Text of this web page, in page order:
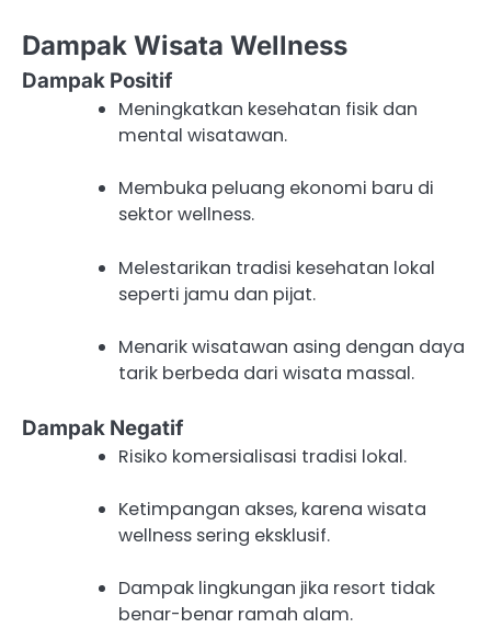
Dampak Wisata Wellness
Dampak Positif
Meningkatkan kesehatan fisik dan
mental wisatawan.
Membuka peluang ekonomi baru di
sektor wellness.
Melestarikan tradisi kesehatan lokal
seperti jamu dan pijat.
Menarik wisatawan asing dengan daya
tarik berbeda dari wisata massal.
Dampak Negatif
Risiko komersialisasi tradisi lokal.
Ketimpangan akses, karena wisata
wellness sering eksklusif.
Dampak lingkungan jika resort tidak
benar-benar ramah alam.